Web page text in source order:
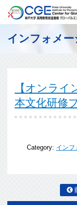
インフォメー
【オンライ
本文化研修
Category: インフ